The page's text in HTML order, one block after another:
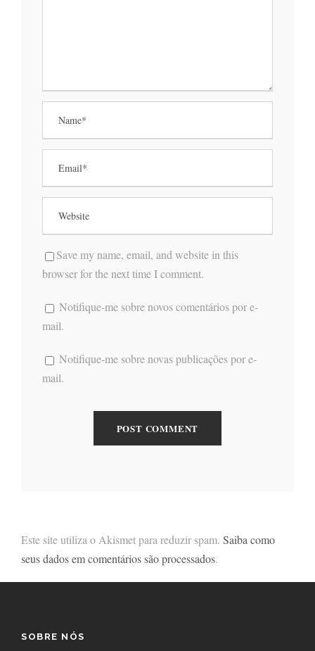
Save my name, email, and website in this
browser for the next time I comment.
Notifique-me sobre novos comentários por e-
mail.
Notifique-me sobre novas publicações por e-
mail.
Este site utiliza o Akismet para reduzir spam. Saiba como
seus dados em comentários são processados.
SOBRE NÓS